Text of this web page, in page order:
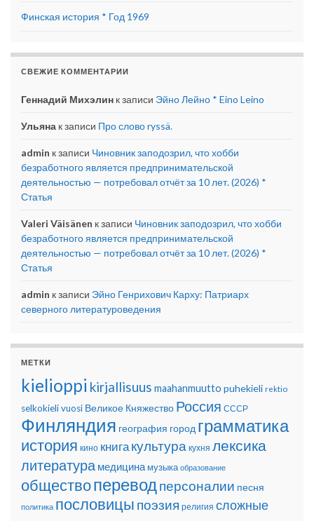
Финская история * Год 1969
СВЕЖИЕ КОММЕНТАРИИ
Геннадий Михэлин к записи Эйно Лейно * Eino Leino
Ульяна к записи Про слово ryssä.
admin к записи Чиновник заподозрил, что хобби
безработного является предпринимательской
деятельностью — потребовал отчёт за 10 лет. (2026) *
Статья
Valeri Väisänen к записи Чиновник заподозрил, что хобби
безработного является предпринимательской
деятельностью — потребовал отчёт за 10 лет. (2026) *
Статья
admin к записи Эйно Генрихович Карху: Патриарх
северного литературоведения
МЕТКИ
kielioppi kirjallisuus maahanmuutto puhekieli rektio
selkokielivuosi Великое Княжество Россия СССР
Финляндия география город грамматика
история кино книгакультура кухня лексика
литература медицина музыка образование
обществопереводперсоналии песня
политика пословицы поэзия религия сложные